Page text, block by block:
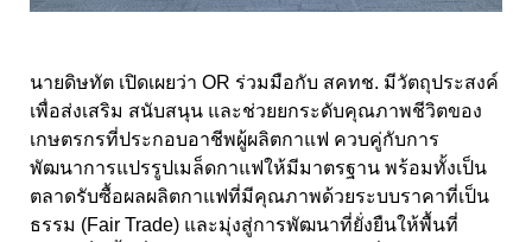
นายดิษทัต เปิดเผยว่า OR ร่วมมือกับ สคทช. มีวัตถุประสงค์
เพื่อส่งเสริม สนับสนุน และช่วยยกระดับคุณภาพชีวิตของ
เกษตรกรที่ประกอบอาชีพผู้ผลิตกาแฟ ควบคู่กับการ
พัฒนาการแปรรูปเมล็ดกาแฟให้มีมาตรฐาน พร้อมทั้งเป็น
ตลาดรับซื้อผลผลิตกาแฟที่มีคุณภาพด้วยระบบราคาที่เป็น
ธรรม (Fair Trade) และมุ่งสู่การพัฒนาที่ยั่งยืนให้พื้นที่